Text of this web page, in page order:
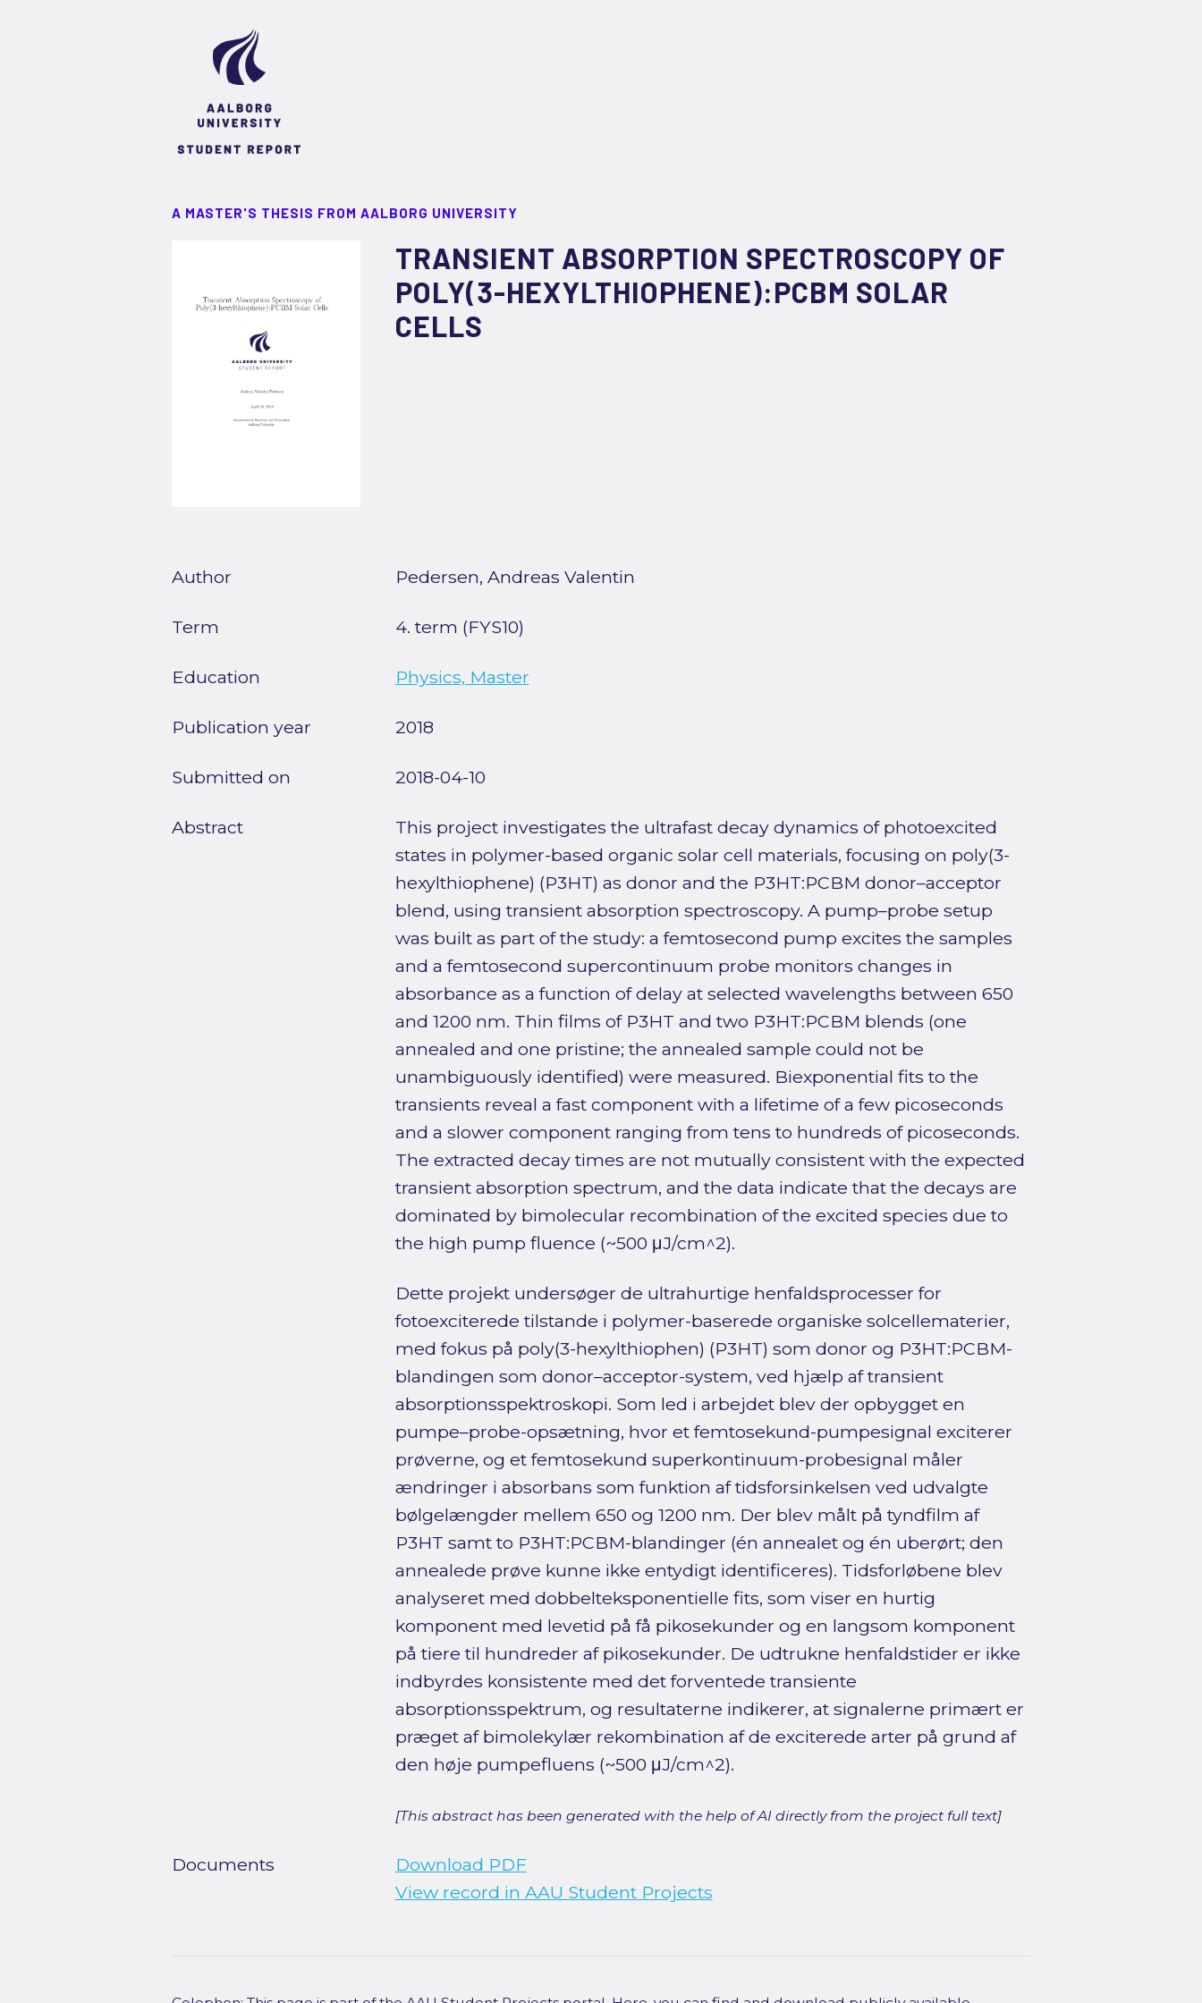
A MASTER'S THESIS FROM AALBORG UNIVERSITY
TRANSIENT ABSORPTION SPECTROSCOPY OF
POLY(3-HEXYLTHIOPHENE):PCBM SOLAR
CELLS
Author Pedersen, Andreas Valentin
Term 4. term (FYS10)
Education Physics, Master
Publication year 2018
Submitted on 2018-04-10
Abstract
This project investigates the ultrafast decay dynamics of photoexcited
states in polymer-based organic solar cell materials, focusing on poly(3-
hexylthiophene) (P3HT) as donor and the P3HT:PCBM donor–acceptor
blend, using transient absorption spectroscopy. A pump–probe setup
was built as part of the study: a femtosecond pump excites the samples
and a femtosecond supercontinuum probe monitors changes in
absorbance as a function of delay at selected wavelengths between 650
and 1200 nm. Thin films of P3HT and two P3HT:PCBM blends (one
annealed and one pristine; the annealed sample could not be
unambiguously identified) were measured. Biexponential fits to the
transients reveal a fast component with a lifetime of a few picoseconds
and a slower component ranging from tens to hundreds of picoseconds.
The extracted decay times are not mutually consistent with the expected
transient absorption spectrum, and the data indicate that the decays are
dominated by bimolecular recombination of the excited species due to
the high pump fluence (~500 μJ/cm^2).
Dette projekt undersøger de ultrahurtige henfaldsprocesser for
fotoexciterede tilstande i polymer-baserede organiske solcellematerier,
med fokus på poly(3-hexylthiophen) (P3HT) som donor og P3HT:PCBM-
blandingen som donor–acceptor-system, ved hjælp af transient
absorptionsspektroskopi. Som led i arbejdet blev der opbygget en
pumpe–probe-opsætning, hvor et femtosekund-pumpesignal exciterer
prøverne, og et femtosekund superkontinuum-probesignal måler
ændringer i absorbans som funktion af tidsforsinkelsen ved udvalgte
bølgelængder mellem 650 og 1200 nm. Der blev målt på tyndfilm af
P3HT samt to P3HT:PCBM-blandinger (én annealet og én uberørt; den
annealede prøve kunne ikke entydigt identificeres). Tidsforløbene blev
analyseret med dobbelteksponentielle fits, som viser en hurtig
komponent med levetid på få pikosekunder og en langsom komponent
på tiere til hundreder af pikosekunder. De udtrukne henfaldstider er ikke
indbyrdes konsistente med det forventede transiente
absorptionsspektrum, og resultaterne indikerer, at signalerne primært er
præget af bimolekylær rekombination af de exciterede arter på grund af
den høje pumpefluens (~500 μJ/cm^2).
[This abstract has been generated with the help of AI directly from the project full text]
Documents
Download PDF
View record in AAU Student Projects